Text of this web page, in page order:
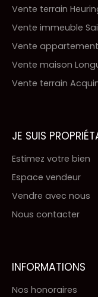
Vente terrain
Vente immeuble
Vente
Vente maison
Vente terrain
JE SUIS
Estimez votre bien
Espace vendeur
Vendre avec nous
Nous contacter
INFORMATIONS
Nos honoraires